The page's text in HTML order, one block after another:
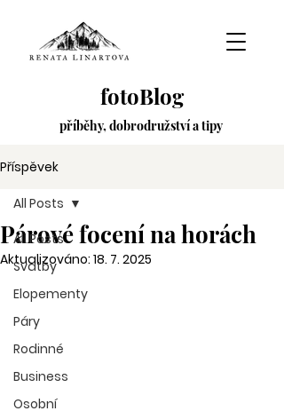
fotoBlog
příběhy,dobrodružstvía tipy
Příspěvek
All Posts
Svatby
Elopementy
Páry
Rodinné
Business
Osobní
All Posts
Párové focení na horách
Aktualizováno: 18. 7. 2025